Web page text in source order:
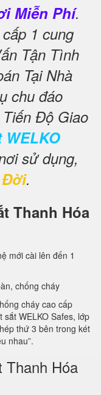
Miễn Phí.
1 cung
Tận Tình
Tại Nhà
chu đáo
Độ Giao
WELKO
sử dụng,
Đời.
Thanh Hóa
mới cài lên đến 1
chống cháy
cháy cao cấp
WELKO Safes, lớp
thứ 3 bên trong két
nhau”.
Thanh Hóa